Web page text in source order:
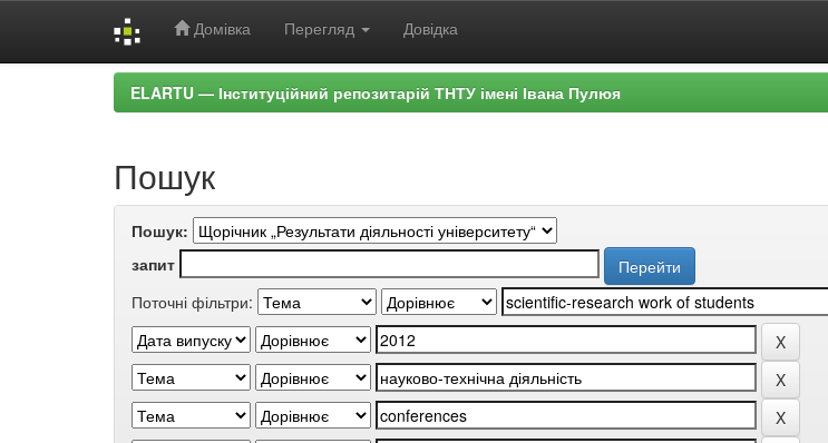
Домівка Перегляд Довідка
ELARTU — Інституційний репозитарій ТНТУ імені Івана Пулюя
Пошук
Пошук:
запит
Поточні фільтри: